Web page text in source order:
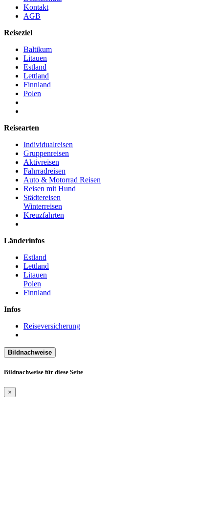
Kontakt
AGB
Reiseziel
Baltikum
Litauen
Estland
Lettland
Finnland
Polen
Reisearten
Individualreisen
Gruppenreisen
Aktivreisen
Fahrradreisen
Auto & Motorrad Reisen
Reisen mit Hund
Städtereisen
Winterreisen
Kreuzfahrten
Länderinfos
Estland
Lettland
Litauen
Polen
Finnland
Infos
Reiseversicherung
Bildnachweise
Bildnachweise für diese Seite
×